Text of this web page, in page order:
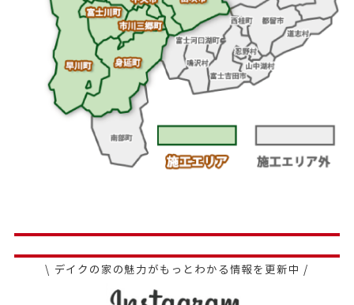
\ デイクの家の魅力がもっとわかる情報を更新中 /